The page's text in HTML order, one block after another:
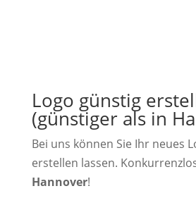
Logo günstig
(günstiger als in
Bei uns können Sie Ihr neues
erstellen lassen.
Hannover!